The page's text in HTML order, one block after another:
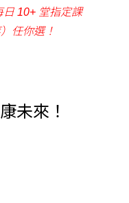
日 10+ 堂指定課
任你選！
未來！